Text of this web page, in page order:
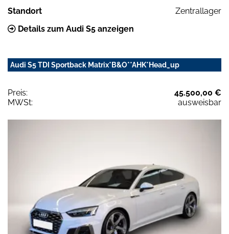
Standort
Zentrallager
Details zum Audi S5 anzeigen
Audi S5 TDI Sportback Matrix*B&O**AHK*Head_up
Preis:
45.500,00 €
MWSt:
ausweisbar